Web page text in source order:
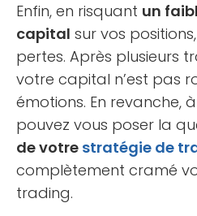
Enfin, en risquant un
capital sur vos
pertes. Après plusieurs
votre capital n’est pas
émotions. En revanche,
pouvez vous poser la
de votre stratégie de
complètement cramé
trading.